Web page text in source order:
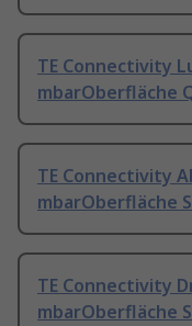
TE Connectivity
mbarOberfläche
TE Connectivity
mbarOberfläche
TE Connectivity
mbarOberfläche